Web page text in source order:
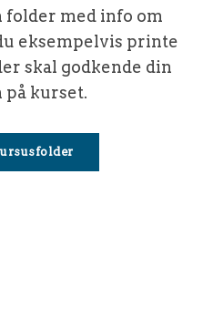
folder med info om
eksempelvis printe
skal godkende din
kurset.